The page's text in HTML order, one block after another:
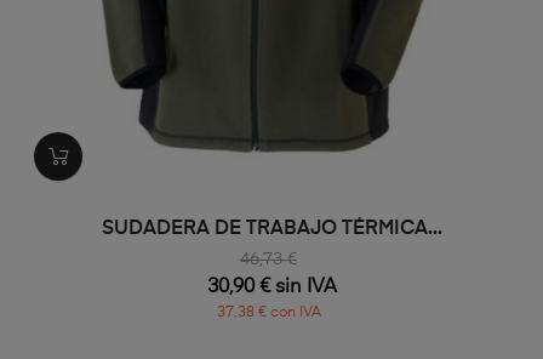
SUDADERA DE TRABAJO TÉRMICA...
46,73 €
30,90 € sin IVA
37,38 € con IVA